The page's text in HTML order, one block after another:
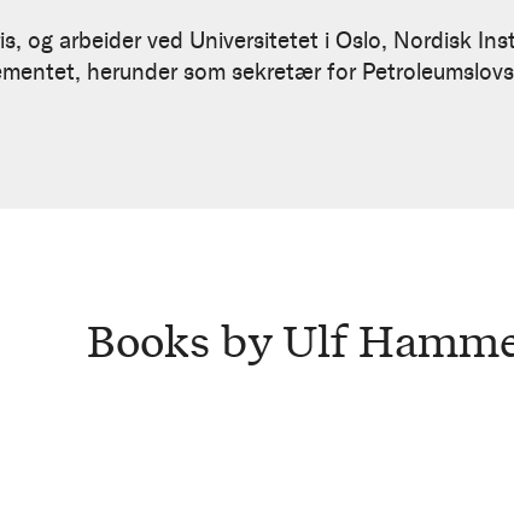
og arbeider ved Universitetet i Oslo, Nordisk
herunder som sekretær for
Books by Ulf